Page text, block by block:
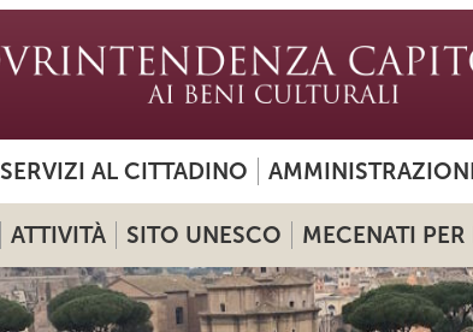
SERVIZI AL CITTADINO
ATTIVITÀ SITO UNESCO MECENATI